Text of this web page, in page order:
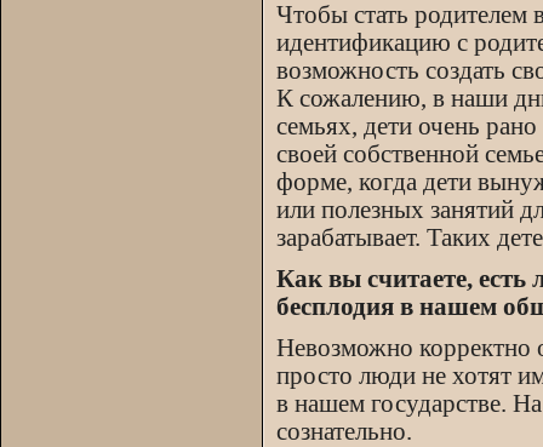
Чтобы стать
идентификацию с
возможность создать
К сожалению, в наши
семьях, дети очень
своей собственной
форме, когда дети
или полезных занятий
зарабатывает. Таких
Как вы считаете, есть
бесплодия в нашем
Невозможно корректно
просто люди не хотят
в нашем государстве.
сознательно.